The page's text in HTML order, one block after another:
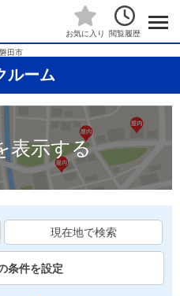
お気に入り 閲覧履歴
磐田市
ルーム
表示する
現在地で検索
条件を設定